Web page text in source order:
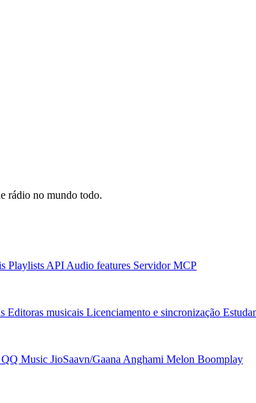
rádio no mundo todo.
Playlists API Audio features Servidor MCP
Editoras musicais Licenciamento e sincronização
QQ Music JioSaavn/Gaana Anghami Melon Boomplay